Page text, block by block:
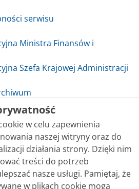
serwisu
Ministra Finansów i
Szefa Krajowej Administracji
serwisie udostępniamy
z treści opublikowanych w
w celu zapewnienia
naszej witryny oraz do
działania strony. Dzięki nim
treści do potrzeb
nasze usługi. Pamiętaj, że
w plikach cookie mogą